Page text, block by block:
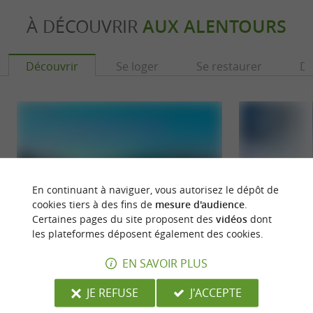
À DÉCOUVRIR AUX ALENTOURS
Découvrir Se loger Se restaurer
Lac de Pareloup-barrage
Entre Rodez et Millau, le Lac de Pareloup se
trouve sur la commune d’Arvieu. C’est une
retenue d’eau ...
Au sud de Rodez,
Lévézou, un haut
pratiquer des ...
En continuant à naviguer, vous autorisez le dépôt de
cookies tiers à des fins de mesure d'audience.
Certaines pages du site proposent des vidéosdont
les plateformes déposent également des cookies.
EN SAVOIR PLUS
JE REFUSE
J'ACCEPTE